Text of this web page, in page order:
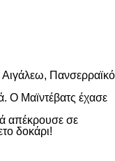
Αιγάλεω, Πανσερραϊκό
Ο Μαϊντέβατς έχασε
απέκρουσε σε
δοκάρι!